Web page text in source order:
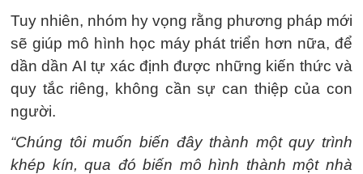
Tuy nhiên, nhóm hy vọng rằng phương pháp mới
sẽ giúp mô hình học máy phát triển hơn nữa, để
dần dần AI tự xác định được những kiến thức và
quy tắc riêng, không cần sự can thiệp của con
người.
“Chúng tôi muốn biến đây thành một quy trình
khép kín, qua đó biến mô hình thành một nhà